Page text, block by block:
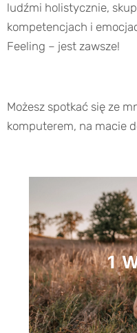
ludźmi holistycznie,
kompetencjach i
Feeling – jest zawsze!
Możesz spotkać się ze
komputerem, na macie
1